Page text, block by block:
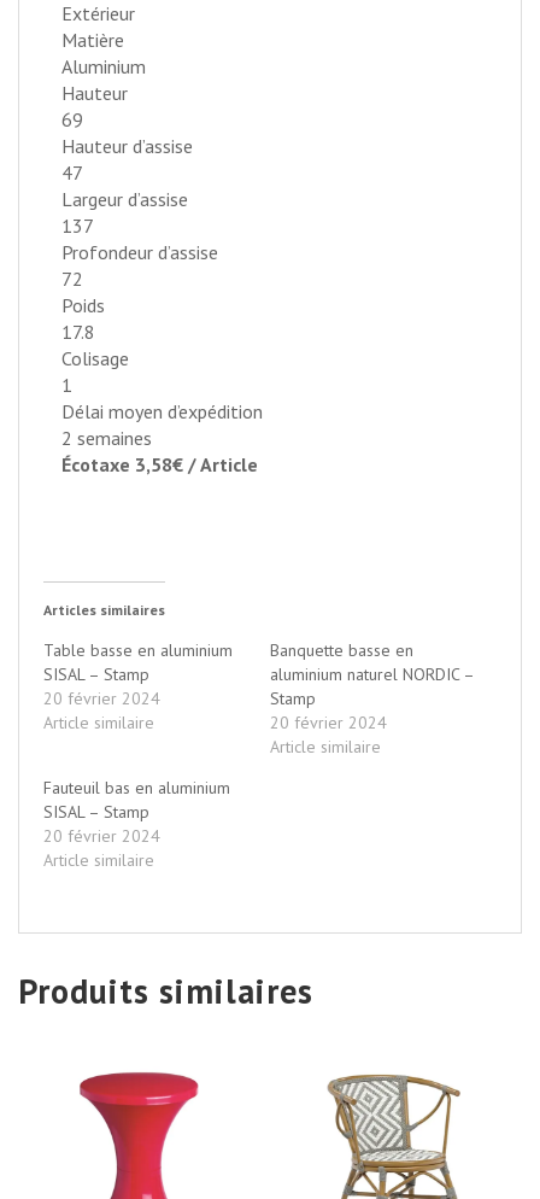
Extérieur
Matière
Aluminium
Hauteur
69
Hauteur d’assise
47
Largeur d’assise
137
Profondeur d’assise
72
Poids
17.8
Colisage
1
Délai moyen d’expédition
2 semaines
Écotaxe 3,58€ / Article
Articles similaires
Table basse en aluminium
SISAL – Stamp
20 février 2024
Article similaire
Banquette basse en
aluminium naturel NORDIC –
Stamp
20 février 2024
Article similaire
Fauteuil bas en aluminium
SISAL – Stamp
20 février 2024
Article similaire
Produits similaires